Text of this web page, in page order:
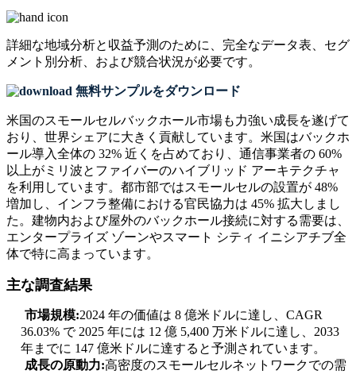
詳細な地域分析と収益予測のために、 完全なデータ表、セグ
メント別分析、および競合状況が必要です。
無料サンプルをダウンロード
米国のスモールセルバックホール市場も力強い成長を遂げて
おり、世界シェアに大きく貢献しています。米国はバックホ
ール導入全体の 32% 近くを占めており、通信事業者の 60%
以上がミリ波とファイバーのハイブリッド アーキテクチャ
を利用しています。都市部ではスモールセルの設置が 48%
増加し、インフラ整備における官民協力は 45% 拡大しまし
た。建物内および屋外のバックホール接続に対する需要は、
エンタープライズ ゾーンやスマート シティ イニシアチブ全
体で特に高まっています。
主な調査結果
市場規模:2024 年の価値は 8 億米ドルに達し、CAGR
36.03% で 2025 年には 12 億 5,400 万米ドルに達し、2033
年までに 147 億米ドルに達すると予測されています。
成長の原動力:高密度のスモールセルネットワークでの需